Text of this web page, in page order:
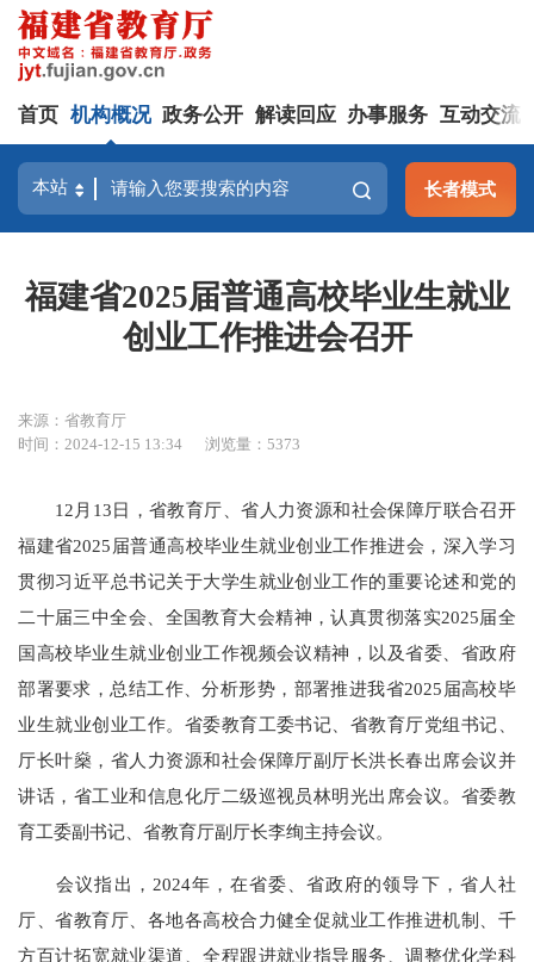
首页 机构概况 政务公开 解读回应 办事服务 互动交流
长者模式
福建省2025届普通高校毕业生就业
创业工作推进会召开
来源：省教育厅
时间：2024-12-15 13:34
浏览量：5373
12月13日，省教育厅、省人力资源和社会保障厅联合召开
福建省2025届普通高校毕业生就业创业工作推进会，深入学习
贯彻习近平总书记关于大学生就业创业工作的重要论述和党的
二十届三中全会、全国教育大会精神，认真贯彻落实2025届全
国高校毕业生就业创业工作视频会议精神，以及省委、省政府
部署要求，总结工作、分析形势，部署推进我省2025届高校毕
业生就业创业工作。省委教育工委书记、省教育厅党组书记、
厅长叶燊，省人力资源和社会保障厅副厅长洪长春出席会议并
讲话，省工业和信息化厅二级巡视员林明光出席会议。省委教
育工委副书记、省教育厅副厅长李绚主持会议。
会议指出，2024年，在省委、省政府的领导下，省人社
厅、省教育厅、各地各高校合力健全促就业工作推进机制、千
方百计拓宽就业渠道、全程跟进就业指导服务、调整优化学科